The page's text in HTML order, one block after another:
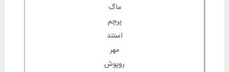
ماگ
پرچم
استند
مهر
روپوش